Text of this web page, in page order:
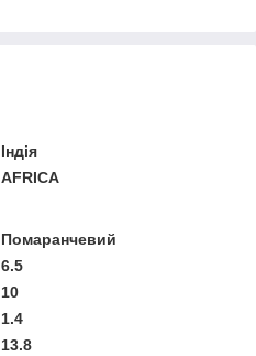
Індія
AFRICA
Помаранчевий
6.5
10
1.4
13.8